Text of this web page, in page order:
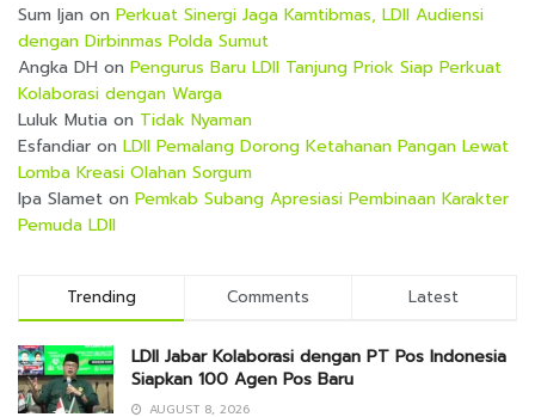
Sum Ijan on Perkuat Sinergi Jaga Kamtibmas, LDII Audiensi
dengan Dirbinmas Polda Sumut
Angka DH on Pengurus Baru LDII Tanjung Priok Siap Perkuat
Kolaborasi dengan Warga
Luluk Mutia on Tidak Nyaman
Esfandiar on LDII Pemalang Dorong Ketahanan Pangan Lewat
Lomba Kreasi Olahan Sorgum
Ipa Slamet on Pemkab Subang Apresiasi Pembinaan Karakter
Pemuda LDII
Trending Comments Latest
LDII Jabar Kolaborasi dengan PT Pos Indonesia
Siapkan 100 Agen Pos Baru
AUGUST 8, 2026